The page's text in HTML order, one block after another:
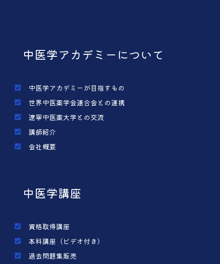
中医学アカデミーについて
中医学アカデミーが目指すもの
世界中医薬学会連合会との連携
遼寧中医薬大学との交流
講師紹介
会社概要
中医学講座
資格取得講座
本科講座（ビデオ付き）
過去問題集販売